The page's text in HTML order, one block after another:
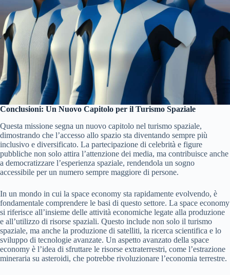
Conclusioni: Un Nuovo Capitolo per il Turismo Spaziale
Questa missione segna un nuovo capitolo nel turismo spaziale,
dimostrando che l’accesso allo spazio sta diventando sempre più
inclusivo e diversificato. La partecipazione di celebrità e figure
pubbliche non solo attira l’attenzione dei media, ma contribuisce anche
a democratizzare l’esperienza spaziale, rendendola un sogno
accessibile per un numero sempre maggiore di persone.
In un mondo in cui la space economy sta rapidamente evolvendo, è
fondamentale comprendere le basi di questo settore. La space economy
si riferisce all’insieme delle attività economiche legate alla produzione
e all’utilizzo di risorse spaziali. Questo include non solo il turismo
spaziale, ma anche la produzione di satelliti, la ricerca scientifica e lo
sviluppo di tecnologie avanzate. Un aspetto avanzato della space
economy è l’idea di sfruttare le risorse extraterrestri, come l’estrazione
mineraria su asteroidi, che potrebbe rivoluzionare l’economia terrestre.